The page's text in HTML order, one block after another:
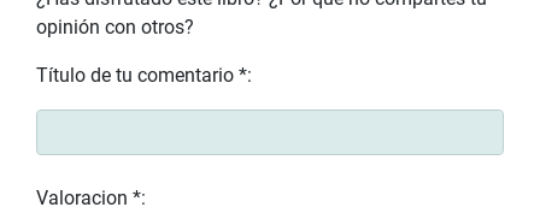
opinión con otros?
Título de tu comentario *:
Valoracion *: